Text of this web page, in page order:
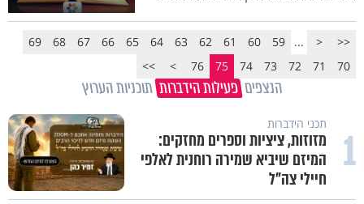
<<
<
...
59
60
61
62
63
64
65
66
67
68
69
70
71
72
73
74
75
76
>
>>
הנצפים פעילות הידברות תוכניות הערוץ
1 תכני הידברות
מזוזות, ציציות וספרים מחזקים:
המיזם שיביא שמירה רוחנית לאלפי
חיילי צה"ל